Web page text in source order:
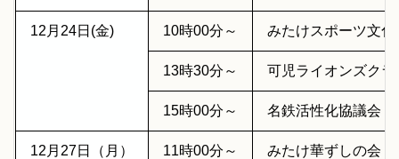
12月24日(金) 10時00分～ みたけスポーツ文
13時30分～ 可児ライオンズク
15時00分～ 名鉄活性化協議会
12月27日（月） 11時00分～ みたけ華ずしの会